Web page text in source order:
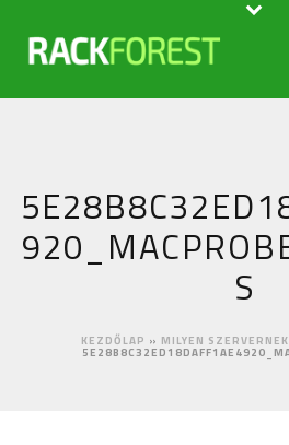
S
KEZDŐLAP » MILYEN